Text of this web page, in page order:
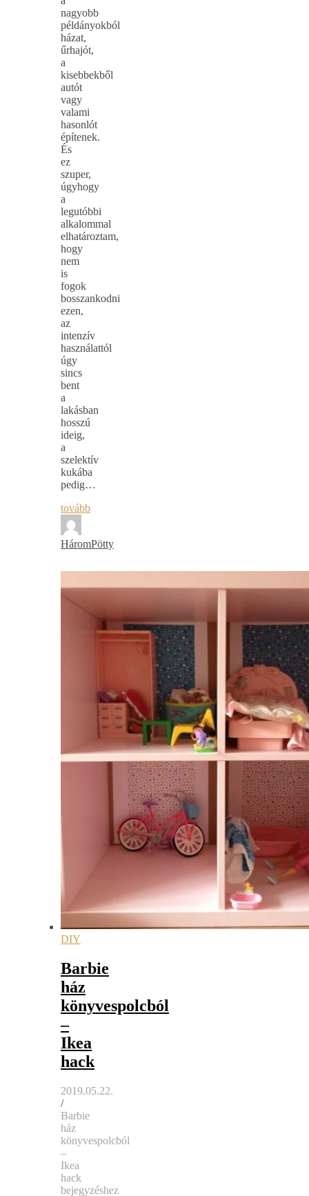
nagyobb
példányokból
házat,
űrhajót,
a
kisebbekből
autót
vagy
valami
hasonlót
építenek.
És
ez
szuper,
úgyhogy
a
legutóbbi
alkalommal
elhatároztam,
hogy
nem
is
fogok
bosszankodni
ezen,
az
intenzív
használattól
úgy
sincs
bent
a
lakásban
hosszú
ideig,
a
szelektív
kukába
pedig…
tovább
HáromPötty
DIY
Barbie
ház
könyvespolcból
–
Ikea
hack
2019.05.22.
/
Barbie
ház
könyvespolcból
–
Ikea
hack
bejegyzéshez